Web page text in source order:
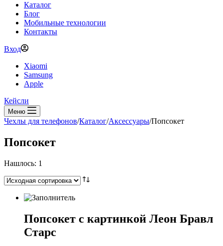
Каталог
Блог
Мобильные технологии
Контакты
Вход
Xiaomi
Samsung
Apple
Кейсли
Меню
Чехлы для телефонов/Каталог/Аксессуары/Попсокет
Попсокет
Нашлось: 1
Попсокет с картинкой Леон Бравл
Старс